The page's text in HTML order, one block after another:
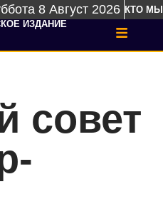
8 Август 2026 КТО МЫ
ИЗДАНИЕ
совет